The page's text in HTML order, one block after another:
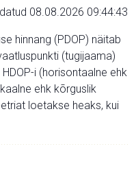
08.08.2026 09:44:43
hinnang (PDOP) näitab
(tugijaama)
i (horisontaalne ehk
ehk kõrguslik
loetakse heaks, kui